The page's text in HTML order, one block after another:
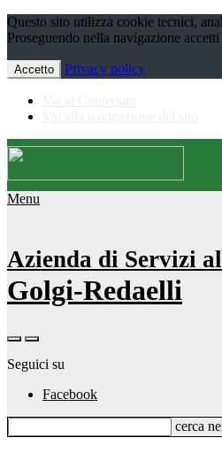
Questo sito utilizza cookie tecnici,
Proseguendo nella navigazione
Accetto Privacy policy
Menu
Azienda di Servizi
Golgi-Redaelli
Seguici su
Facebook
cerca